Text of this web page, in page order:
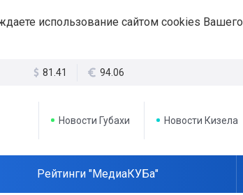
использование сайтом cookies
81.41 94.06
Новости Губахи Новости Кизела
Рейтинги "МедиаКУБа"